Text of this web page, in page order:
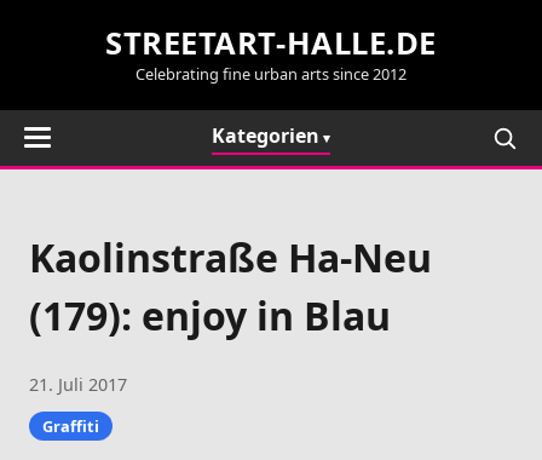
STREETART-HALLE.DE
Celebrating fine urban arts since 2012
Kategorien
Kaolinstraße Ha-Neu
(179): enjoy in Blau
21. Juli 2017
Graffiti